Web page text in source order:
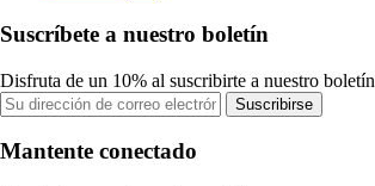
Suscríbete a nuestro boletín
Disfruta de un 10% al suscribirte a nuestro boletín
Suscribirse
Mantente conectado